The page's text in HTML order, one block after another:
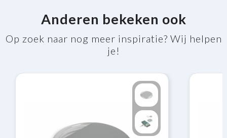
Anderen bekeken ook
Op zoek naar nog meer inspiratie? Wij helpen
je!